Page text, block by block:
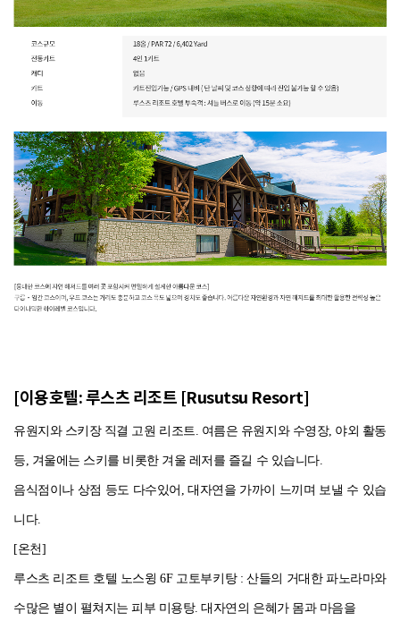
[이용호텔:루스츠 리조트 [Rusutsu Resort]
유원지와 스키장 직결 고원 리조트. 여름은 유원지와 수영장, 야외 활동
등, 겨울에는 스키를 비롯한 겨울 레저를 즐길 수 있습니다.
음식점이나 상점 등도 다수있어, 대자연을 가까이 느끼며 보낼 수 있습
니다.
[온천]
루스츠 리조트 호텔 노스윙 6F 고토부키탕 : 산들의 거대한 파노라마와
수많은 별이 펼쳐지는 피부 미용탕. 대자연의 은혜가 몸과 마음을